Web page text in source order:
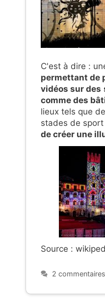
C'est à dire :
permettant de
vidéos sur des
comme des
lieux tels que
stades de
de créer une
Source :
2 commentaires